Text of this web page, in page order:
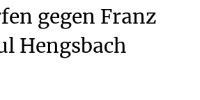
gegen Franz
Hengsbach